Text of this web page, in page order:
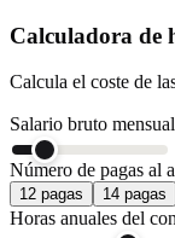
Calculadora de
Calcula el coste de
Salario bruto
Número de pagas al
12 pagas 14 pagas
Horas anuales del